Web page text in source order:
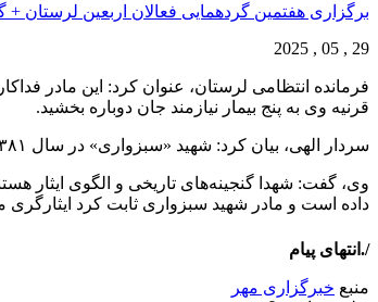
برگزاری هفتمین گردهمایی فعالان اربعین لرستان
29 , 05 , 2025
فرمانده انتظامی لرستان، عنوان کرد: این مادر
قرنیه وی به پنج بیمار نیازمند جان دوباره بخشید.
سردار الهی، بیان کرد: شهید «سبزواری» در سال ۱۳۸۱ در درگیری با قاچاقچیان در مرز استان آذربایجان غربی به فیض عظمای شهادت نائل شده است.
وی، گفت: شهدا گنجینه‌های تاریخی و الگوی ایثار
داده است و مادر شهید سبزواری ثابت کرد ایثارگری
/.انتهای پیام
منبع خبرگزاری مهر